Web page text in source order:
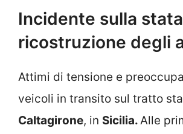
Incidente sulla
ricostruzione degli
Attimi di tensione e
veicoli in transito sul tratto
Caltagirone, in Sicilia.Alle